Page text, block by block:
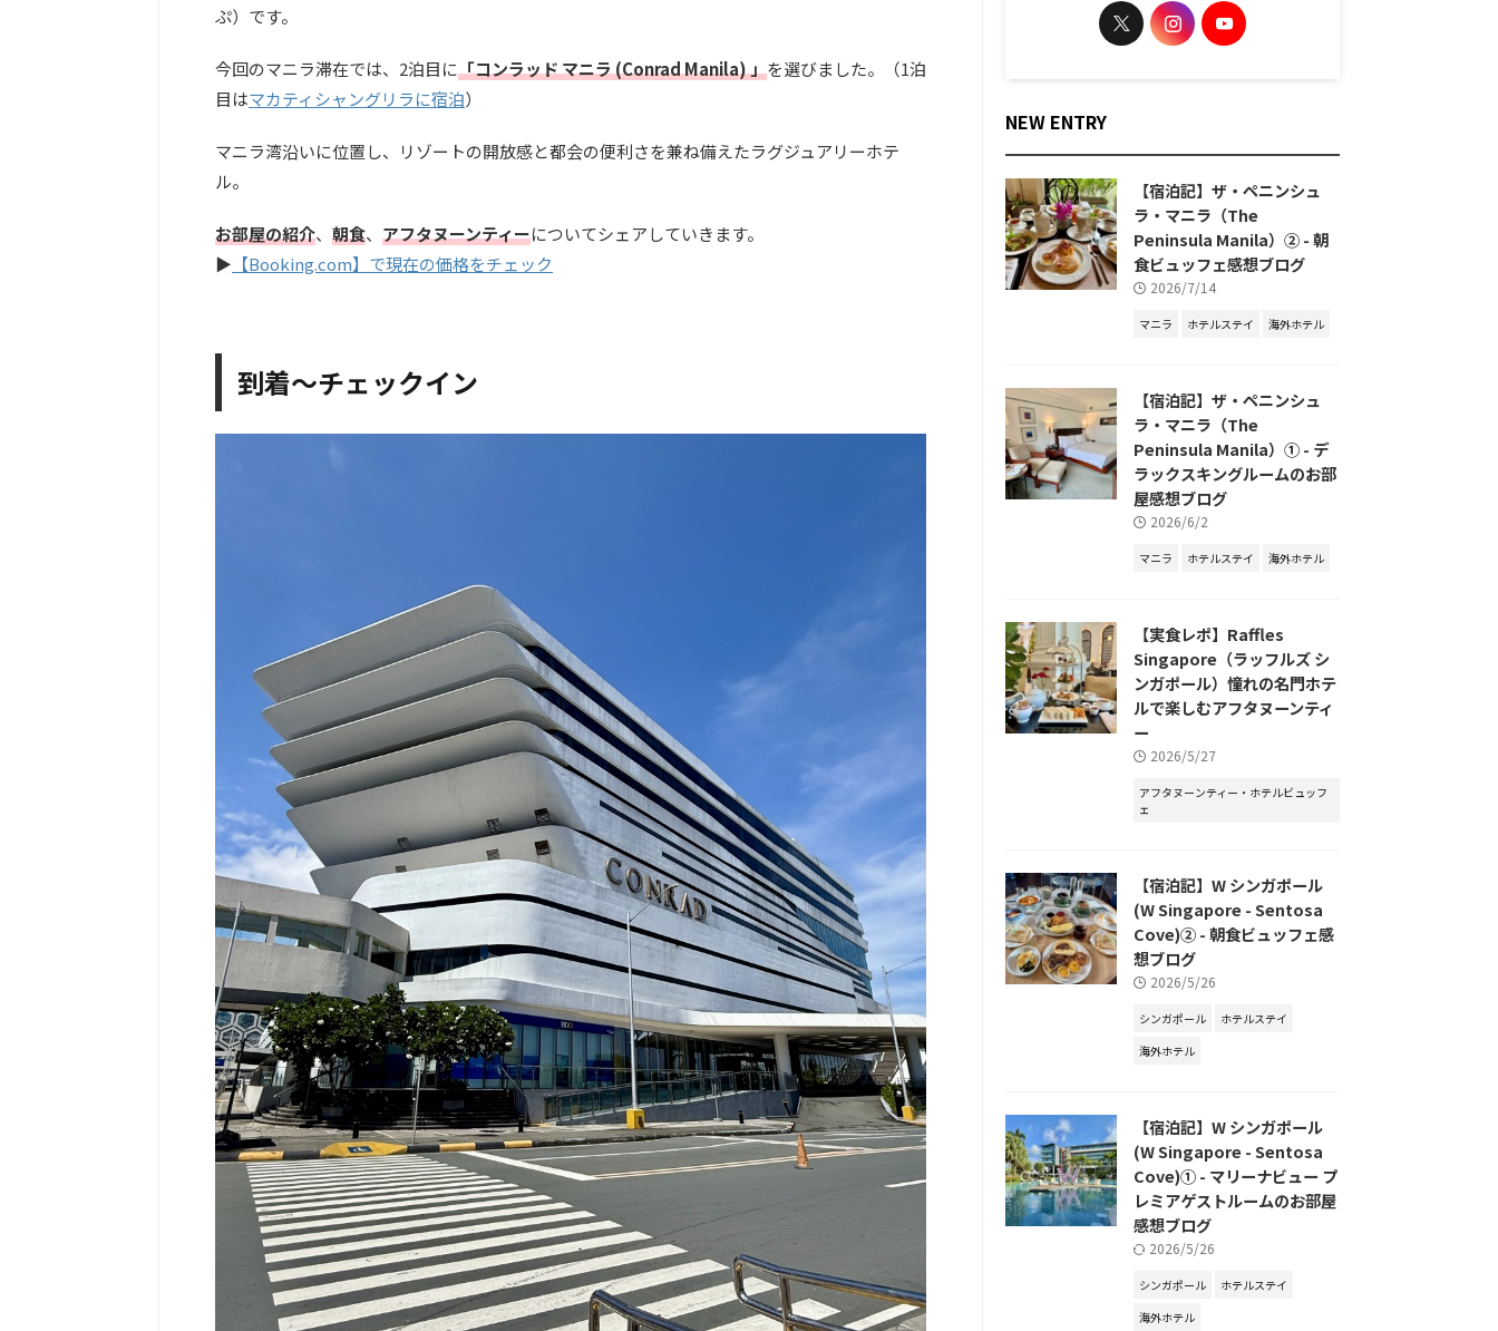
ぷ）です。
今回のマニラ滞在では、2泊目に「コンラッド マニラ (Conrad Manila) 」を選びました。（1泊
目はマカティシャングリラに宿泊）
マニラ湾沿いに位置し、リゾートの開放感と都会の便利さを兼ね備えたラグジュアリーホテ
ル。
お部屋の紹介、 朝食、 アフタヌーンティーについてシェアしていきます。
▶︎ 【Booking.com】で現在の価格をチェック
到着～チェックイン
NEW ENTRY
【宿泊記】ザ・ペニンシュ
ラ・マニラ（The
Peninsula Manila）② - 朝
食ビュッフェ感想ブログ
2026/7/14
マニラ ホテルステイ 海外ホテル
【宿泊記】ザ・ペニンシュ
ラ・マニラ（The
Peninsula Manila）① - デ
ラックスキングルームのお部
屋感想ブログ
2026/6/2
マニラ ホテルステイ 海外ホテル
【実食レポ】Raffles
Singapore（ラッフルズ シ
ンガポール）憧れの名門ホテ
ルで楽しむアフタヌーンティ
ー
2026/5/27
アフタヌーンティー・ホテルビュッフ
ェ
【宿泊記】W シンガポール
(W Singapore - Sentosa
Cove)② - 朝食ビュッフェ感
想ブログ
2026/5/26
シンガポール
ホテルステイ
海外ホテル
【宿泊記】W シンガポール
(W Singapore - Sentosa
Cove)① - マリーナビュー プ
レミアゲストルームのお部屋
感想ブログ
2026/5/26
シンガポール
ホテルステイ
海外ホテル